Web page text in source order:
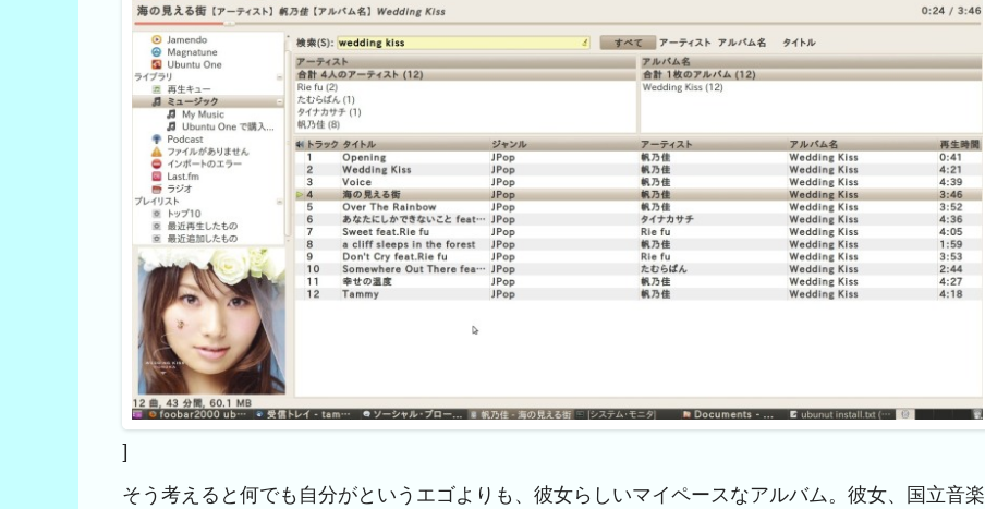
]
そう考えると何でも自分がというエゴよりも、彼女らしいマイペースなアルバム。彼女、国立音楽